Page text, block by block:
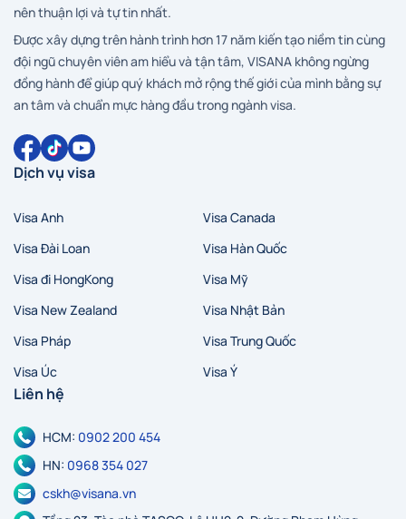
nên thuận lợi và tự tin nhất.
Được xây dựng trên hành trình hơn 17 năm kiến tạo niềm tin cùng
đội ngũ chuyên viên am hiểu và tận tâm, VISANA không ngừng
đồng hành để giúp quý khách mở rộng thế giới của mình bằng sự
an tâm và chuẩn mực hàng đầu trong ngành visa.
Dịch vụ visa
Visa Anh
Visa Canada
Visa Đài Loan
Visa Hàn Quốc
Visa đi HongKong
Visa Mỹ
Visa New Zealand
Visa Nhật Bản
Visa Pháp
Visa Trung Quốc
Visa Úc
Visa Ý
Liên hệ
HCM: 0902 200 454
HN: 0968 354 027
cskh@visana.vn